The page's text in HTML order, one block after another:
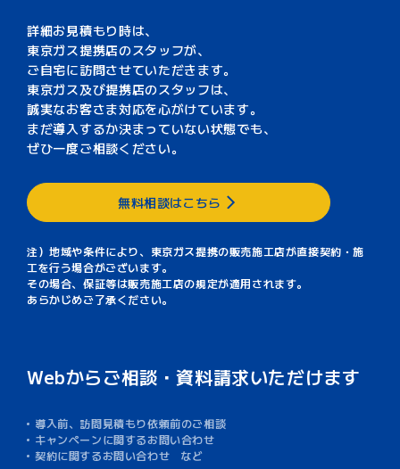
詳細お見積もり時は、
東京ガス提携店のスタッフが、
ご自宅に訪問させていただきます。
東京ガス及び提携店のスタッフは、
誠実なお客さま対応を心がけています。
まだ導入するか決まっていない状態でも、
ぜひ一度ご相談ください。
無料相談はこちら
注）地域や条件により、東京ガス提携の販売施工店が直接契約・施
工を行う場合がございます。
その場合、保証等は販売施工店の規定が適用されます。
あらかじめご了承ください。
Webからご相談・資料請求いただけます
導入前、訪問見積もり依頼前のご相談
キャンペーンに関するお問い合わせ
契約に関するお問い合わせ など